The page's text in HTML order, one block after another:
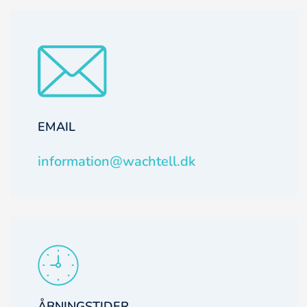
EMAIL
information@wachtell.dk